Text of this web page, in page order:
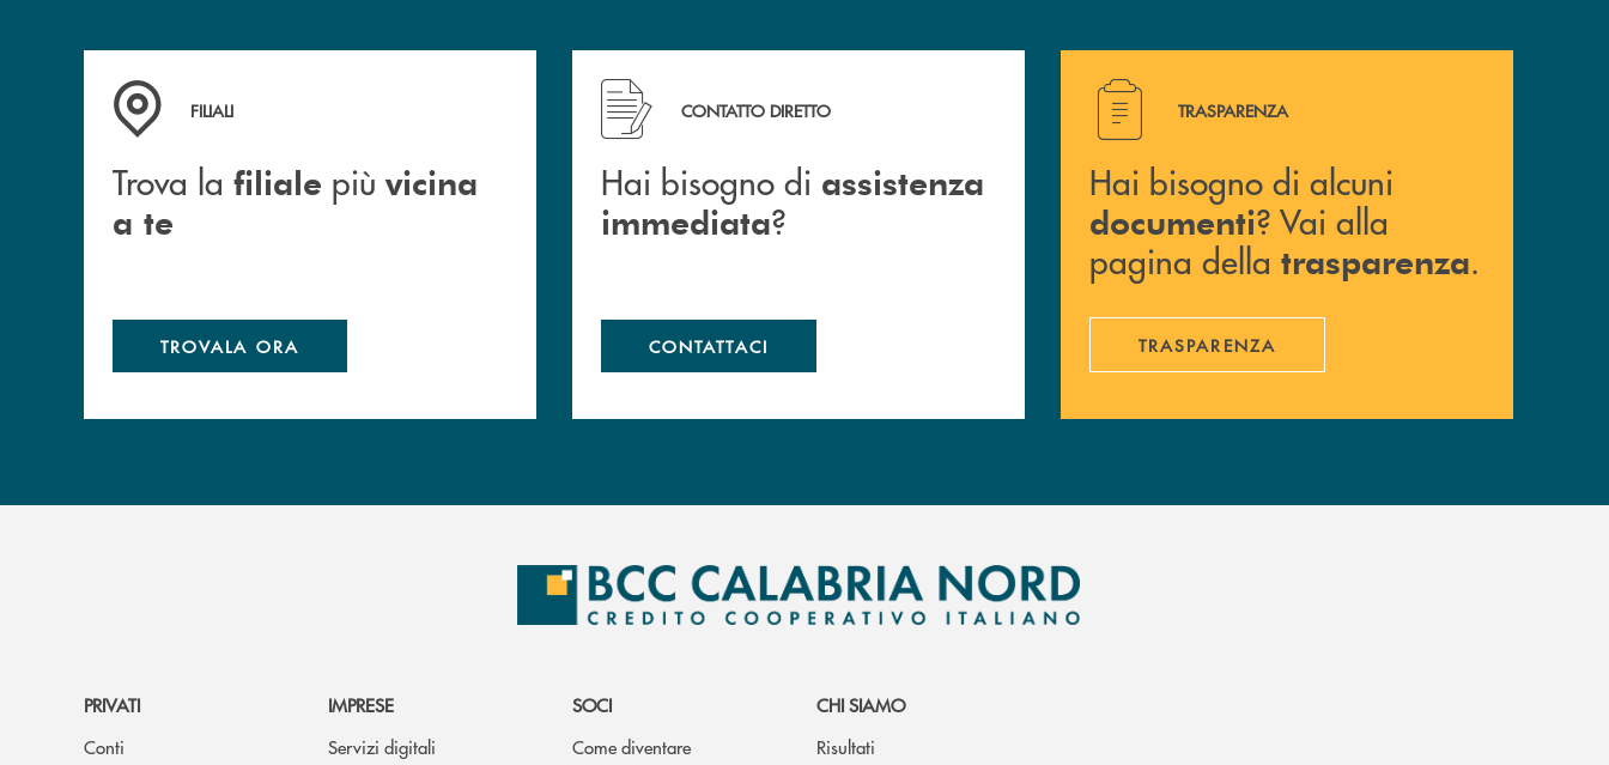
Trova la filiale più vicina a te
FILIALI
Trova la filiale più vicina
a te
TROVALA ORA
Hai bisogno di assistenza immediata ?
CONTATTO DIRETTO
Hai bisogno di assistenza
immediata?
CONTATTACI
Hai bisogno di alcuni documenti ? Vai alla pagina della
TRASPARENZA
Hai bisogno di alcuni
documenti? Vai alla
pagina della trasparenza.
TRASPARENZA
PRIVATI
Conti
IMPRESE
Servizi digitali
SOCI
Come diventare
CHI SIAMO
Risultati